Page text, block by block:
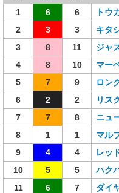
1 6 6 トウ
2
3 3 キタ
3
8 11 ジャ
4
8 10 マー
5
7 9 ロン
6
2 2 リス
7
7 8 ニュ
8
1 1 マル
9
4 4 レッ
10
5 5 ハク
11
6 7 ダイ